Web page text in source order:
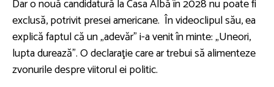
Dar o nouă candidatură la Casa Albă în 2028 nu poate fi
exclusă, potrivit presei americane. În videoclipul său, ea
explică faptul că un „adevăr” i-a venit în minte: „Uneori,
lupta durează”. O declaraţie care ar trebui să alimenteze
zvonurile despre viitorul ei politic.